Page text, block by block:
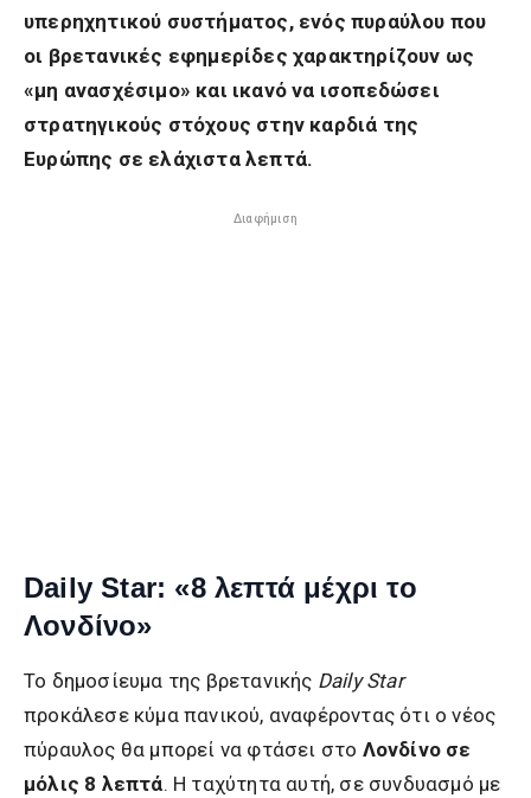
υπερηχητικού συστήματος, ενός πυραύλου που
οι βρετανικές εφημερίδες χαρακτηρίζουν ως
«μη ανασχέσιμο» και ικανό να ισοπεδώσει
στρατηγικούς στόχους στην καρδιά της
Ευρώπης σε ελάχιστα λεπτά.
Διαφήμιση
Daily Star: «8 λεπτά μέχρι το
Λονδίνο»
Το δημοσίευμα της βρετανικής Daily Star
προκάλεσε κύμα πανικού, αναφέροντας ότι ο νέος
πύραυλος θα μπορεί να φτάσει στο Λονδίνο σε
μόλις 8 λεπτά. Η ταχύτητα αυτή, σε συνδυασμό με